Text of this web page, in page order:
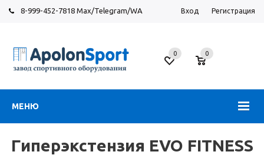
8-999-452-7818 Max/Telegram/WA Вход Регистрация
МЕНЮ
Новосибирск
ул.
0
0
Гиперэкстензия EVO FITNESS